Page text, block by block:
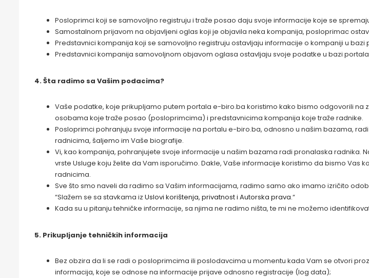
Posloprimci koji se samovoljno registruju i traže posao daju svoje informacije koje se
Samostalnom prijavom na objavljeni oglas koji je objavila neka kompanija, posloprimac
Predstavnici kompanija koji se samovoljno registruju ostavljaju informacije o kompaniji u bazi
Predstavnici kompanija samovoljnom objavom oglasa ostavljaju svoje podatke u bazi
4. Šta radimo sa Vašim podacima?
Vaše podatke, koje prikupljamo putem portala e-biro.ba koristimo kako bismo odgovorili na
osobama koje traže posao (posloprimcima) i predstavnicima kompanija koje traže radnike.
Posloprimci pohranjuju svoje informacije na portalu e-biro.ba, odnosno u našim bazama,
radnicima, šaljemo im Vaše biografije.
Vi, kao kompanija, pohranjujete svoje informacije u našim bazama radi pronalaska radnika.
vrste Usluge koju želite da Vam isporučimo. Dakle, Vaše informacije koristimo da bismo
radnicima.
Sve što smo naveli da radimo sa Vašim informacijama, radimo samo ako imamo izričito
“Slažem se sa stavkama iz Uslovi korištenja, privatnost i Autorska prava.“
Kada su u pitanju tehničke informacije, sa njima ne radimo ništa, te mi ne možemo
5. Prikupljanje tehničkih informacija
Bez obzira da li se radi o posloprimcima ili poslodavcima u momentu kada Vam se otvori
informacija, koje se odnose na informacije prijave odnosno registracije (log data);